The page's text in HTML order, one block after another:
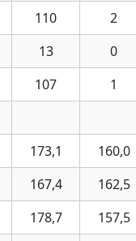
110 2
13 0
107 1
173,1 160,0
167,4 162,5
178,7 157,5